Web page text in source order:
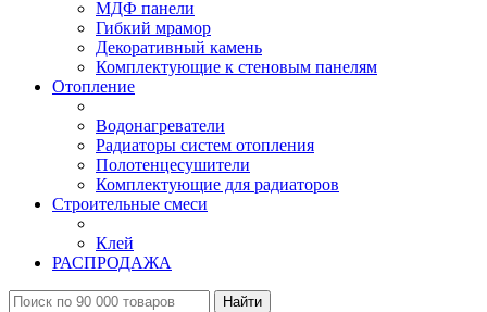
МДФ панели
Гибкий мрамор
Декоративный камень
Комплектующие к стеновым панелям
Отопление
Водонагреватели
Радиаторы систем отопления
Полотенцесушители
Комплектующие для радиаторов
Строительные смеси
Клей
РАСПРОДАЖА
Найти